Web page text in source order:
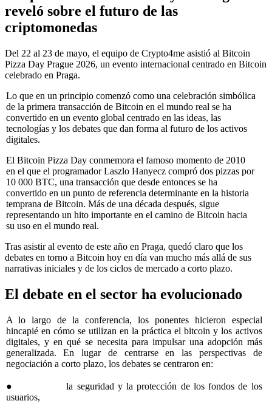
reveló sobre el futuro de las
criptomonedas
Del 22 al 23 de mayo, el equipo de Crypto4me asistió al Bitcoin
Pizza Day Prague 2026, un evento internacional centrado en Bitcoin
celebrado en Praga.
Lo que en un principio comenzó como una celebración simbólica
de la primera transacción de Bitcoin en el mundo real se ha
convertido en un evento global centrado en las ideas, las
tecnologías y los debates que dan forma al futuro de los activos
digitales.
El Bitcoin Pizza Day conmemora el famoso momento de 2010
en el que el programador Laszlo Hanyecz compró dos pizzas por
10 000 BTC, una transacción que desde entonces se ha
convertido en un punto de referencia determinante en la historia
temprana de Bitcoin. Más de una década después, sigue
representando un hito importante en el camino de Bitcoin hacia
su uso en el mundo real.
Tras asistir al evento de este año en Praga, quedó claro que los
debates en torno a Bitcoin hoy en día van mucho más allá de sus
narrativas iniciales y de los ciclos de mercado a corto plazo.
El debate en el sector ha evolucionado
A lo largo de la conferencia, los ponentes hicieron especial
hincapié en cómo se utilizan en la práctica el bitcoin y los activos
digitales, y en qué se necesita para impulsar una adopción más
generalizada. En lugar de centrarse en las perspectivas de
negociación a corto plazo, los debates se centraron en:
● la seguridad y la protección de los fondos de los
usuarios,